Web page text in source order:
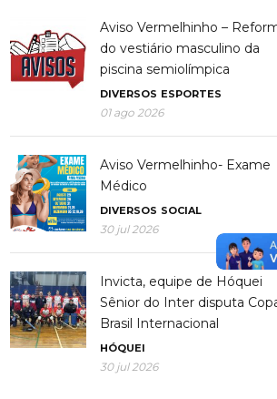
Aviso Vermelhinho –
do vestiário masculino da
piscina semiolímpica
DIVERSOS ESPORTES
01 ago 2026
Aviso Vermelhinho- Exame
Médico
DIVERSOS SOCIAL
30 jul 2026
Invicta, equipe de Hóquei
Sênior do Inter disputa
Brasil Internacional
HÓQUEI
30 jul 2026